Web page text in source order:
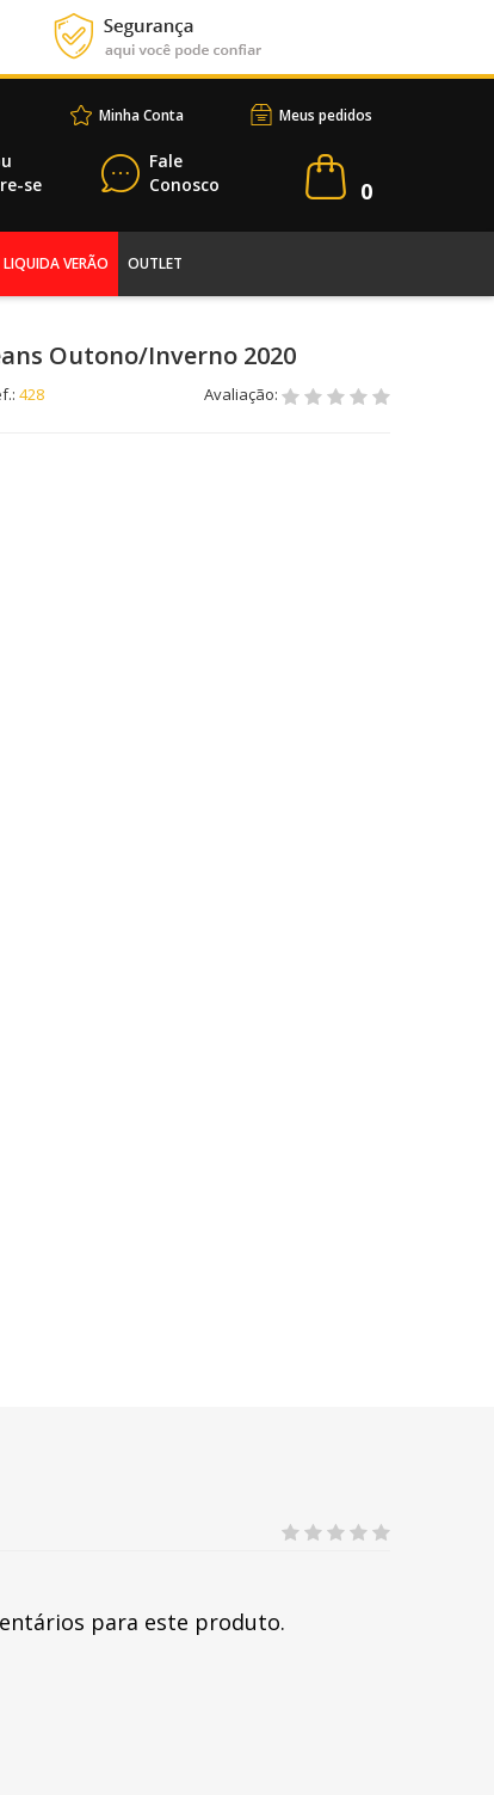
Meus pedidos
Minha Conta
se
Fale
Conosco
0
LIQUIDA VERÃO OUTLET
Outono/Inverno 2020
428 Avaliação:
para este produto.